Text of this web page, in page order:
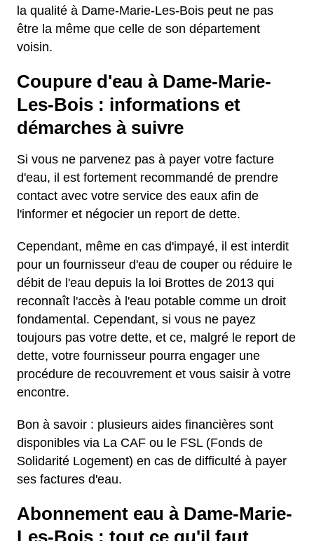
la qualité à Dame-Marie-Les-Bois peut ne pas
être la même que celle de son département
voisin.
Coupure d'eau à Dame-Marie-
Les-Bois : informations et
démarches à suivre
Si vous ne parvenez pas à payer votre facture
d'eau, il est fortement recommandé de prendre
contact avec votre service des eaux afin de
l'informer et négocier un report de dette.
Cependant, même en cas d'impayé, il est interdit
pour un fournisseur d'eau de couper ou réduire le
débit de l'eau depuis la loi Brottes de 2013 qui
reconnaît l'accès à l'eau potable comme un droit
fondamental. Cependant, si vous ne payez
toujours pas votre dette, et ce, malgré le report de
dette, votre fournisseur pourra engager une
procédure de recouvrement et vous saisir à votre
encontre.
Bon à savoir : plusieurs aides financières sont
disponibles via La CAF ou le FSL (Fonds de
Solidarité Logement) en cas de difficulté à payer
ses factures d'eau.
Abonnement eau à Dame-Marie-
Les-Bois : tout ce qu'il faut